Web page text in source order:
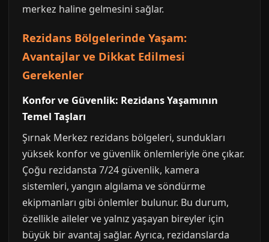
merkez haline gelmesini sağlar.
Rezidans Bölgelerinde Yaşam:
Avantajlar ve Dikkat Edilmesi
Gerekenler
Konfor ve Güvenlik: Rezidans Yaşamının
Temel Taşları
Şırnak Merkez rezidans bölgeleri, sundukları
yüksek konfor ve güvenlik önlemleriyle öne çıkar.
Çoğu rezidansta 7/24 güvenlik, kamera
sistemleri, yangın algılama ve söndürme
ekipmanları gibi önlemler bulunur. Bu durum,
özellikle aileler ve yalnız yaşayan bireyler için
büyük bir avantaj sağlar. Ayrıca, rezidanslarda